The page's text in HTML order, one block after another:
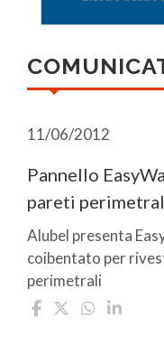
11/06/2012
Pannello
pareti
Alubel presenta
coibentato per
perimetrali